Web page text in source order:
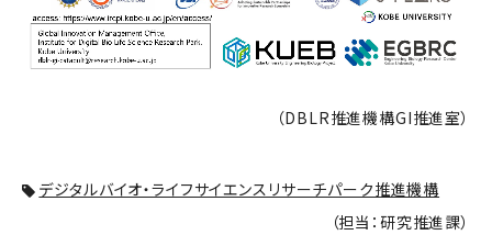
（DBLR推進機構GI推進室）
デジタルバイオ・ライフサイエンスリサーチパーク推進機構
（担当：研究推進課）